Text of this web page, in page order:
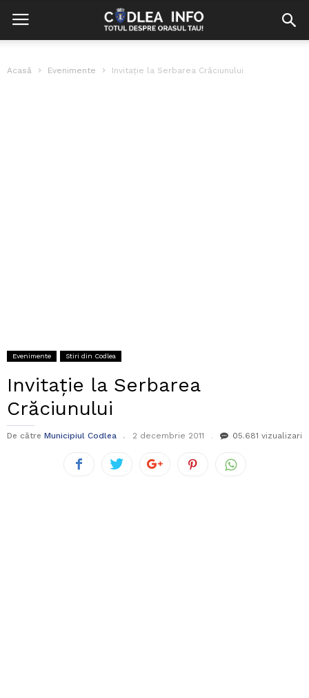
Acasă Evenimente Invitație la Serbarea Crăciunului
Evenimente Stiri din Codlea
Invitație la Serbarea
Crăciunului
De către Municipiul Codlea 2 decembrie 2011 05.681 vizualizari